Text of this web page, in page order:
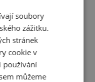
pořad Jana Tuny
si cidery vedou
Milovníci cideru
nesledují
To koneckonců
se nám velmi líbil!
soubory
zážitku.
stránek
cookie v
používání
můžeme